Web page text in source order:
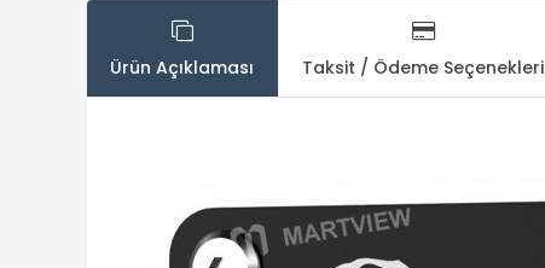
Ürün Açıklaması Taksit / Ödeme Seçenekleri